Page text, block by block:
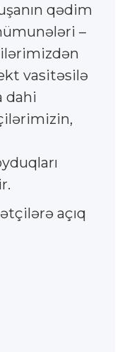
qədim
–
vasitəsilə
dahi
açıq